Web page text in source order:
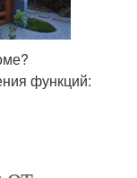
функций: